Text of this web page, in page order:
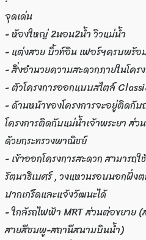
จุดเด่น
- ห้องใหญ่ 2นอน2น้ำ วิวแม่น้ำ
- แต่งสวย บิ้วท์อิน เฟอร์ฯครบพร้อ
- สิ่งอำนวยความสะดวกภายในโค
- ตัวโครงการออกแบบสไตล์
- ด้านหน้าของโครงการจะอยู่ติดกั
โครงการติดกับแม่น้ำเจ้าพระยา ส่ว
ด้วยกระทรวงพาณิชย์
- เข้าออกโครงการสะดวก สามาร
รัตนาธิเบศร์ , วงแหวนรอบนอกฝั่ง
ปากเกร็ดและแจ้งวัฒนะได้
- ใกล้รถไฟฟ้า MRT ส่วนต่อขยาย
สายสีชมพู-สถานีสนามบินน้ำ)